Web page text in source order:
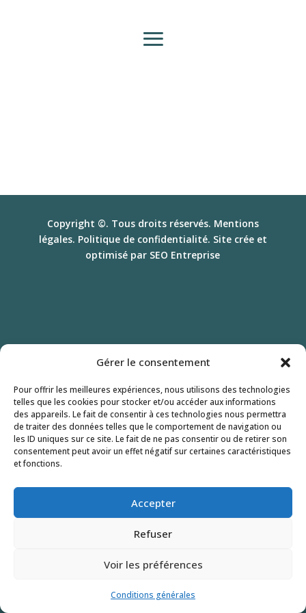
Gérer le consentement
Pour offrir les meilleures expériences, nous utilisons des technologies
telles que les cookies pour stocker et/ou accéder aux informations
des appareils. Le fait de consentir à ces technologies nous permettra
de traiter des données telles que le comportement de navigation ou
les ID uniques sur ce site. Le fait de ne pas consentir ou de retirer son
consentement peut avoir un effet négatif sur certaines caractéristiques
et fonctions.
Accepter
Refuser
Voir les préférences
Conditions générales
Copyright ©. Tous droits réservés. Mentions
légales. Politique de confidentialité. Site crée et
optimisé par SEO Entreprise